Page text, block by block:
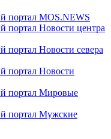
портал MOS.NEWS
портал Новости центра
портал Новости севера
портал Новости
портал Мировые
портал Мужские